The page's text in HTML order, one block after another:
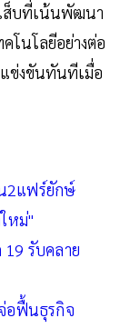
เส็บที่เน้นพัฒนา
โนโลยีอย่างต่อ
ข่งขันทันทีเมื่อ
2แฟร์ยักษ์
หม่"
รับคลาย
อฟื้นธุรกิจ